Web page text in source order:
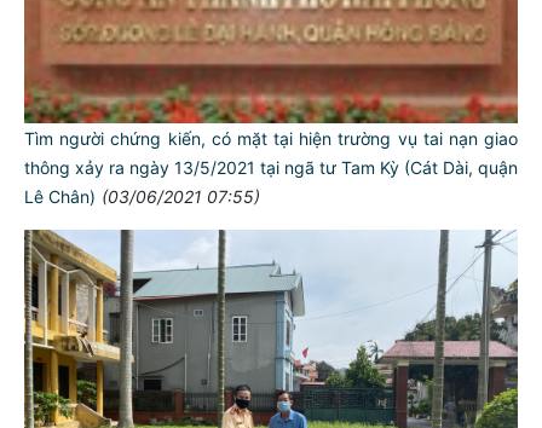
Tìm người chứng kiến, có mặt tại hiện trường vụ tai nạn giao
thông xảy ra ngày 13/5/2021 tại ngã tư Tam Kỳ (Cát Dài, quận
Lê Chân) (03/06/2021 07:55)